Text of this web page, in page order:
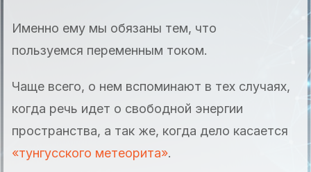
Именно ему мы обязаны тем, что
пользуемся переменным током.
Чаще всего, о нем вспоминают в тех случаях,
когда речь идет о свободной энергии
пространства, а так же, когда дело касается
«тунгусского метеорита».